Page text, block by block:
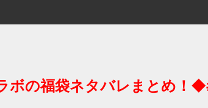
ボの福袋ネタバレまとめ！